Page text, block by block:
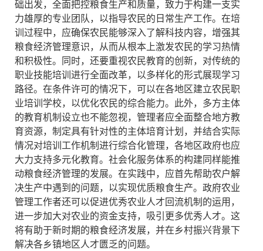
础出发，全面把控粮食生产和质量，致力于构建一支实
力雄厚的专业团队，以指导农民的日常生产工作。在培
训过程中，应确保农民能够深入了解科技内容，增强其
粮食经济管理意识，从而从根本上激发农民的学习热情
和积极性。同时，还要重视农民教育的创新，对传统的
职业技能培训进行全面改革，以多样化的形式展现学习
路径。在条件许可的情况下，可以在各地区建立农民职
业培训学校，以优化农民的综合能力。此外，多方主体
的教育机制设立也不能忽视，管理者应全面整合地方教
育资源，制定具有针对性的主体培育计划，并结合实际
情况对培训工作机制进行综合化管理，各地区政府也应
大力支持多元化教育。社会化服务体系的构建同样能推
动粮食经济管理的发展。在实践中，应首先帮助农户解
决生产中遇到的问题，以实现优质粮食生产。政府农业
管理工作者还可以促进优秀农业人才回流机制的运用，
进一步加大对农业的资金支持，吸引更多优秀人才。这
将有助于新时期的粮食经济发展，并在乡村振兴背景下
解决各乡镇地区人才匮乏的问题。